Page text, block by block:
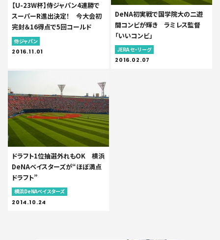
【U-23W杯】侍ジャパン4連勝で
スーパーR進出決定！ 今大会初
完封＆16得点で5回コールド
侍ジャパン
2016.11.01
DeNA初実戦で国学院大の二遊
間コンビが輝き ラミレス監督
「いいコンビ」
JERA セ・リーグ
2016.02.07
ドラフト1位抽選外れもOK 横浜
DeNAベイスターズが“ほぼ満点
ドラフト”
横浜DeNAベイスターズ
2014.10.24